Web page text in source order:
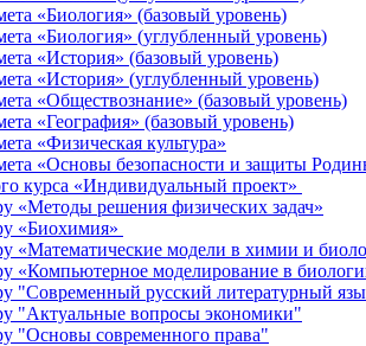
«Биология» (базовый уровень)
«Биология» (углубленный уровень)
«История» (базовый уровень)
«История» (углубленный уровень)
«Обществознание» (базовый уровень)
«География» (базовый уровень)
«Физическая культура»
«Основы безопасности и защиты
курса «Индивидуальный проект»
«Методы решения физических задач»
«Биохимия»
«Математические модели в химии и
«Компьютерное моделирование в
"Современный русский литературный
"Актуальные вопросы экономики"
"Основы современного права"